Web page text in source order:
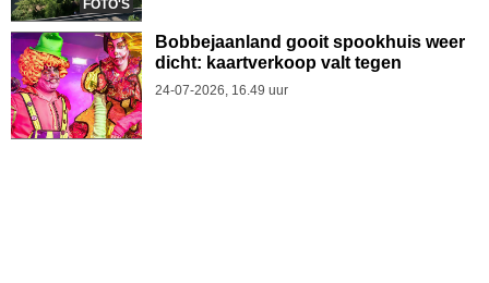
FOTO'S
Bobbejaanland gooit spookhuis weer
dicht: kaartverkoop valt tegen
24-07-2026, 16.49 uur